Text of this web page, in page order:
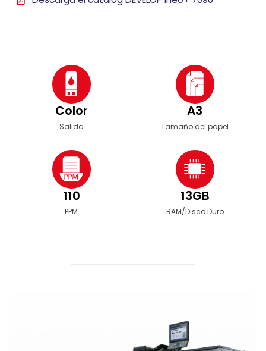
Color
Salida
A3
Tamaño del papel
110
PPM
13GB
RAM/Disco Duro